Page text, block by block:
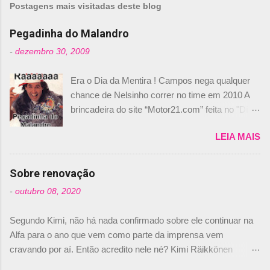
n
t
r
i
o
Postagens mais visitadas deste blog
Pegadinha do Malandro
- dezembro 30, 2009
Era o Dia da Mentira ! Campos nega qualquer
chance de Nelsinho correr no time em 2010 A
brincadeira do site “Motor21.com” feita no "Día
de abril –, afirmando que Nelson Piquet havia
comprado 15% das ações da Campos, dando,
com isso, um lugar no time a Nelsinho Piquet,
foi esclarecida de uma vez por todas por
Daniele Audetto, diretor da escuderia. O
não será o companheiro de Bruno Senna em
2010. "Na verdade, nós recebemos uma oferta
de Piquet", admitiu Audetto. “Mas depois de ter
LEIA MAIS
Sobre renovação
- outubro 08, 2020
Segundo Kimi, não há nada confirmado sobre ele continuar na
Alfa para o ano que vem como parte da imprensa vem
cravando por aí. Então acredito nele né? Kimi Räikkönen